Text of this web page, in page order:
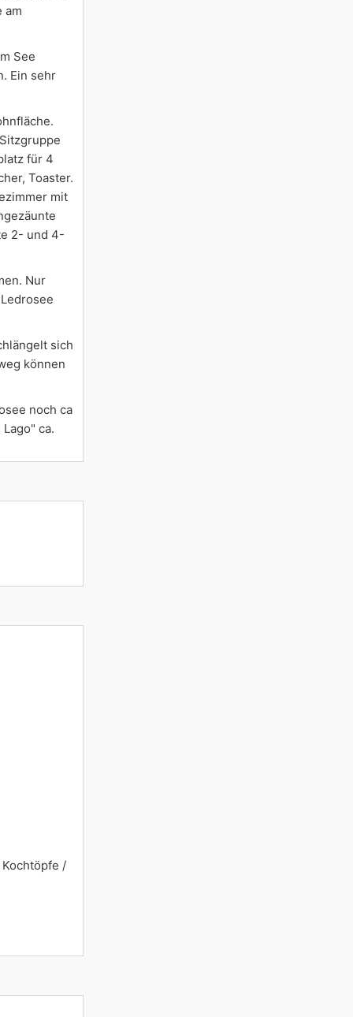
am
See
Ein sehr
für 4
Toaster.
mit
2- und 4-
Nur
sich
können
noch ca
ca.
/